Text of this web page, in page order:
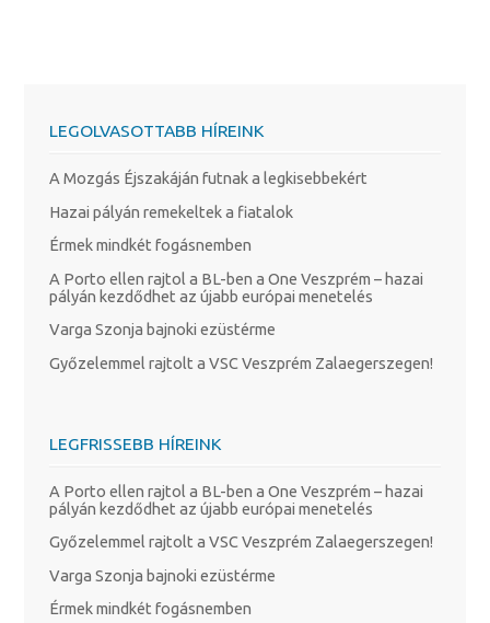
LEGOLVASOTTABB HÍREINK
A Mozgás Éjszakáján futnak a legkisebbekért
Hazai pályán remekeltek a fiatalok
Érmek mindkét fogásnemben
A Porto ellen rajtol a BL-ben a One Veszprém – hazai
pályán kezdődhet az újabb európai menetelés
Varga Szonja bajnoki ezüstérme
Győzelemmel rajtolt a VSC Veszprém Zalaegerszegen!
LEGFRISSEBB HÍREINK
A Porto ellen rajtol a BL-ben a One Veszprém – hazai
pályán kezdődhet az újabb európai menetelés
Győzelemmel rajtolt a VSC Veszprém Zalaegerszegen!
Varga Szonja bajnoki ezüstérme
Érmek mindkét fogásnemben